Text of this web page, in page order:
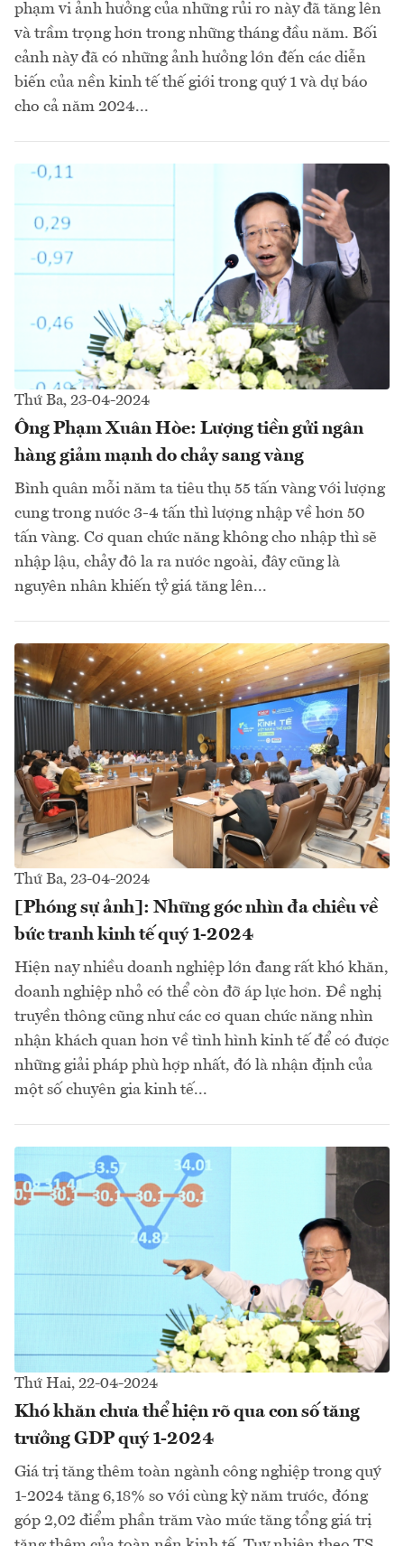
phạm vi ảnh hưởng của những rủi ro này đã tăng lên
và trầm trọng hơn trong những tháng đầu năm. Bối
cảnh này đã có những ảnh hưởng lớn đến các diễn
biến của nền kinh tế thế giới trong quý 1 và dự báo
cho cả năm 2024...
Thứ Ba, 23-04-2024
Ông Phạm Xuân Hòe: Lượng tiền gửi ngân
hàng giảm mạnh do chảy sang vàng
Bình quân mỗi năm ta tiêu thụ 55 tấn vàng với lượng
cung trong nước 3-4 tấn thì lượng nhập về hơn 50
tấn vàng. Cơ quan chức năng không cho nhập thì sẽ
nhập lậu, chảy đô la ra nước ngoài, đây cũng là
nguyên nhân khiến tỷ giá tăng lên...
Thứ Ba, 23-04-2024
[Phóng sự ảnh]: Những góc nhìn đa chiều về
bức tranh kinh tế quý 1-2024
Hiện nay nhiều doanh nghiệp lớn đang rất khó khăn,
doanh nghiệp nhỏ có thể còn đỡ áp lực hơn. Đề nghị
truyền thông cũng như các cơ quan chức năng nhìn
nhận khách quan hơn về tình hình kinh tế để có được
những giải pháp phù hợp nhất, đó là nhận định của
một số chuyên gia kinh tế...
Thứ Hai, 22-04-2024
Khó khăn chưa thể hiện rõ qua con số tăng
trưởng GDP quý 1-2024
Giá trị tăng thêm toàn ngành công nghiệp trong quý
1-2024 tăng 6,18% so với cùng kỳ năm trước, đóng
góp 2,02 điểm phần trăm vào mức tăng tổng giá trị